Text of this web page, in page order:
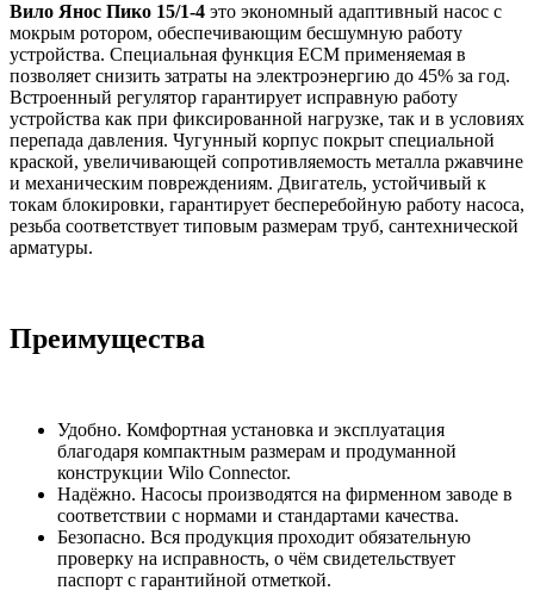
Вило Янос Пико 15/1-4 это экономный адаптивный насос с
мокрым ротором, обеспечивающим бесшумную работу
устройства. Специальная функция ECM применяемая в
позволяет снизить затраты на электроэнергию до 45% за год.
Встроенный регулятор гарантирует исправную работу
устройства как при фиксированной нагрузке, так и в условиях
перепада давления. Чугунный корпус покрыт специальной
краской, увеличивающей сопротивляемость металла ржавчине
и механическим повреждениям. Двигатель, устойчивый к
токам блокировки, гарантирует бесперебойную работу насоса,
резьба соответствует типовым размерам труб, сантехнической
арматуры.
Преимущества
Удобно. Комфортная установка и эксплуатация
благодаря компактным размерам и продуманной
конструкции Wilo Connector.
Надёжно. Насосы производятся на фирменном заводе в
соответствии с нормами и стандартами качества.
Безопасно. Вся продукция проходит обязательную
проверку на исправность, о чём свидетельствует
паспорт с гарантийной отметкой.